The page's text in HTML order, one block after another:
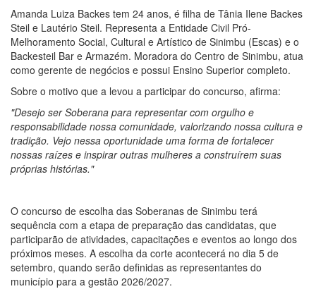
Amanda Luiza Backes tem 24 anos, é filha de Tânia Ilene Backes
Steil e Lautério Steil. Representa a Entidade Civil Pró-
Melhoramento Social, Cultural e Artístico de Sinimbu (Escas) e o
Backesteil Bar e Armazém. Moradora do Centro de Sinimbu, atua
como gerente de negócios e possui Ensino Superior completo.
Sobre o motivo que a levou a participar do concurso, afirma:
"Desejo ser Soberana para representar com orgulho e
responsabilidade nossa comunidade, valorizando nossa cultura e
tradição. Vejo nessa oportunidade uma forma de fortalecer
nossas raízes e inspirar outras mulheres a construírem suas
próprias histórias."
O concurso de escolha das Soberanas de Sinimbu terá
sequência com a etapa de preparação das candidatas, que
participarão de atividades, capacitações e eventos ao longo dos
próximos meses. A escolha da corte acontecerá no dia 5 de
setembro, quando serão definidas as representantes do
município para a gestão 2026/2027.